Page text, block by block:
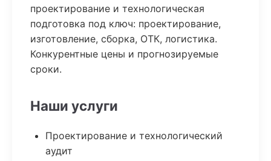
проектирование и технологическая
подготовка под ключ: проектирование,
изготовление, сборка, ОТК, логистика.
Конкурентные цены и прогнозируемые
сроки.
Наши услуги
Проектирование и технологический
аудит